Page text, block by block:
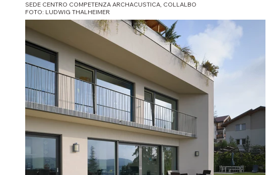
SEDE CENTRO COMPETENZA ARCHACUSTICA, COLLALBO
FOTO: LUDWIG THALHEIMER